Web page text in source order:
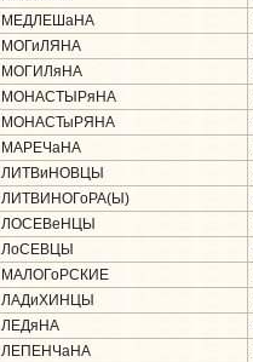
МЕДЛЕШаНА
МОГиЛЯНА
МОГИЛяНА
МОНАСТЫРяНА
МОНАСТыРЯНА
МАРЕЧаНА
ЛИТВиНОВЦЫ
ЛИТВИНОГоРА(Ы)
ЛОСЕВеНЦЫ
ЛоСЕВЦЫ
МАЛОГоРСКИЕ
ЛАДиХИНЦЫ
ЛЕДяНА
ЛЕПЕНЧаНА